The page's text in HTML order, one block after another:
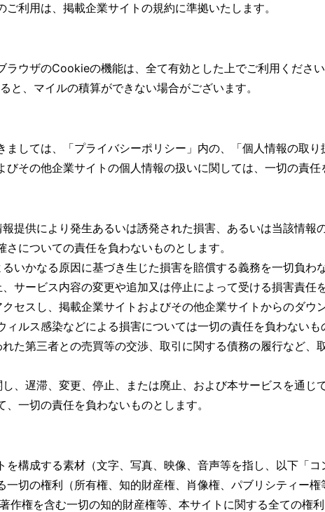
利用は、掲載企業サイトの規約に準拠いたします。
ウザのCookieの機能は、全て有効とした上でご利用ください
と、マイルの積算ができない場合がございます。
ましては、「プライバシーポリシー」内の、「個人情報の取り
その他企業サイトの個人情報の扱いに関しては、一切の責任
提供により発生あるいは誘発された損害、あるいは当該情報
についての責任を負わないものとします。
いかなる原因に基づき生じた損害を賠償する義務を一切負わ
サービス内容の変更や追加又は停止によって受ける損害責任
セスし、掲載企業サイトおよびその他企業サイトからのダウ
ルス感染などによる損害については一切の責任を負わないも
た第三者との売買等の交渉、取引に関する債務の履行など、
、遅滞、変更、停止、または廃止、および本サービスを通じ
一切の責任を負わないものとします。
を構成する素材（文字、写真、映像、音声等を指し、以下「
一切の権利（所有権、知的財産権、肖像権、パブリシティー
作権を含む一切の知的財産権等、本サイトに関する全ての権